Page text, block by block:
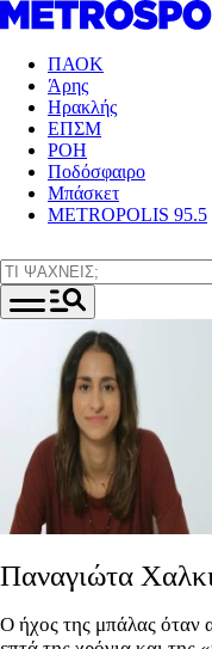
ΠΑΟΚ
Άρης
Ηρακλής
ΕΠΣΜ
ΡΟΗ
Ποδόσφαιρο
Μπάσκετ
METROPOLIS 95.5
Παναγιώτα
O ήχος της μπάλας όταν